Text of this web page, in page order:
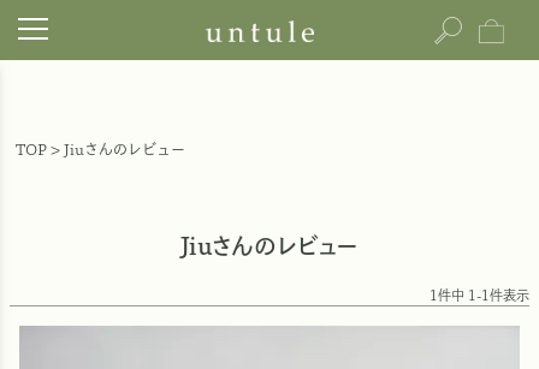
TOP Jiuさんのレビュー
Jiuさんのレビュー
1 件中 1 -1 件表示